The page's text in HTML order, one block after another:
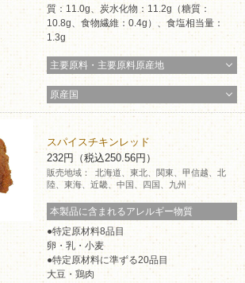
質：11.0g、炭水化物：11.2g（糖質：
10.8g、食物繊維：0.4g）、食塩相当量：
1.3g
主要原料・主要原料原産地
原産国
スパイスチキンレッド
232円（税込250.56円）
販売地域：
北海道、東北、関東、甲信越、北
陸、東海、近畿、中国、四国、九州
本製品に含まれるアレルギー物質
特定原材料8品目
卵・乳・小麦
特定原材料に準ずる20品目
大豆・鶏肉